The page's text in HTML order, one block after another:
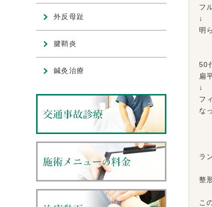
フ
↓
明
50
扁
↓
フ
な
ラ
整
こ
外反母趾
腱鞘炎
鍼灸治療